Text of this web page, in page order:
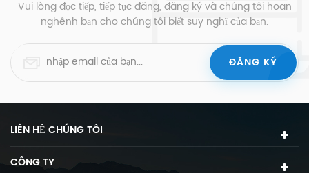
Vui lòng đọc tiếp, tiếp tục đăng, đăng ký và chúng tôi hoan
nghênh bạn cho chúng tôi biết suy nghĩ của bạn.
LIÊN HỆ CHÚNG TÔI
CÔNG TY